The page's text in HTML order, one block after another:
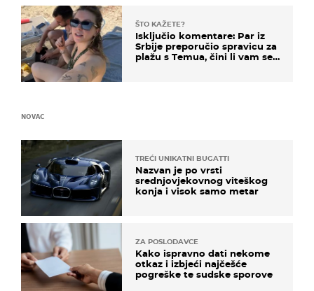
ŠTO KAŽETE?
Isključio komentare: Par iz
Srbije preporučio spravicu za
plažu s Temua, čini li vam se
NOVAC
TREĆI UNIKATNI BUGATTI
Nazvan je po vrsti
srednjovjekovnog viteškog
konja i visok samo metar
ZA POSLODAVCE
Kako ispravno dati nekome
otkaz i izbjeći najčešće
pogreške te sudske sporove